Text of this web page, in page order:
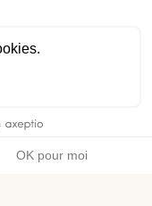
OK pour moi